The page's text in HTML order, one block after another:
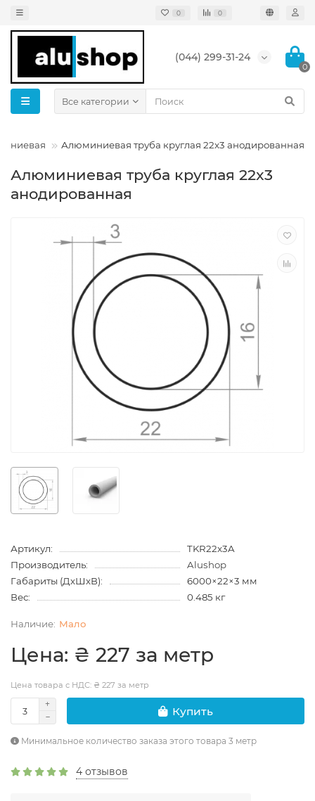
0 0
(044) 299-31-24
0
Все категории
Алюминиевая труба круглая 22x3 анодированная
Алюминиевая труба круглая 22x3
анодированная
Артикул:
TKR22x3A
Производитель:
Alushop
Габариты (ДхШхВ):
6000×22×3 мм
Вес:
0.485 кг
Мало
Цена: ₴ 227 за метр
Цена товара с НДС: ₴ 227 за метр
Купить
Минимальное количество заказа этого товара 3 метр
4 отзывов